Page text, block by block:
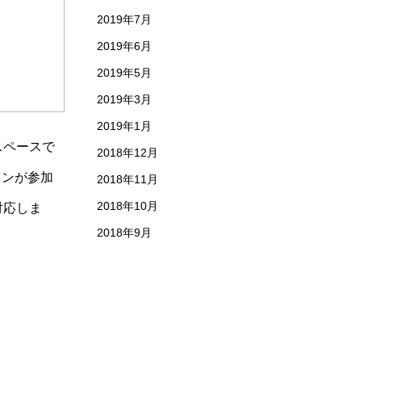
ペースで
が参加
しま
2019年7月
2019年6月
2019年5月
2019年3月
2019年1月
2018年12月
2018年11月
2018年10月
2018年9月